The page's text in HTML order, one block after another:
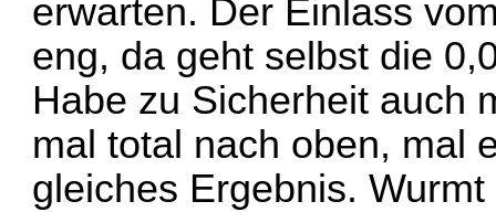
erwarten. Der Einlass
eng, da geht selbst die
Habe zu Sicherheit auch
mal total nach oben, mal
gleiches Ergebnis.